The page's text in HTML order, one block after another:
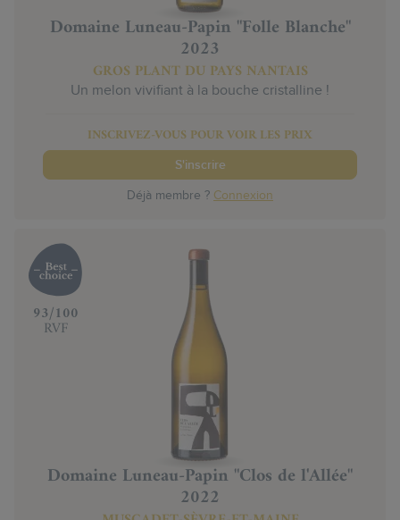
Domaine Luneau-Papin "Folle Blanche"
2023
GROS PLANT DU PAYS NANTAIS
Un melon vivifiant à la bouche cristalline !
INSCRIVEZ-VOUS POUR VOIR LES PRIX
S'inscrire
Déjà membre ? Connexion
‍93/100
RVF
Domaine Luneau-Papin "Clos de l'Allée"
2022